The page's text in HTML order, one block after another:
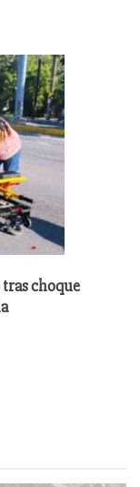
choque